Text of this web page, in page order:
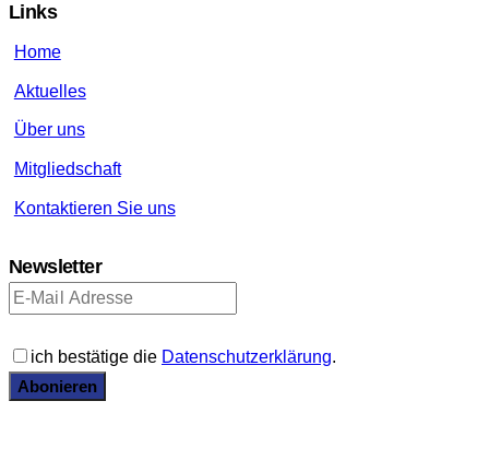
Links
Home
Aktuelles
Über uns
Mitgliedschaft
Kontaktieren Sie uns
Newsletter
ich bestätige die Datenschutzerklärung.
Abonieren